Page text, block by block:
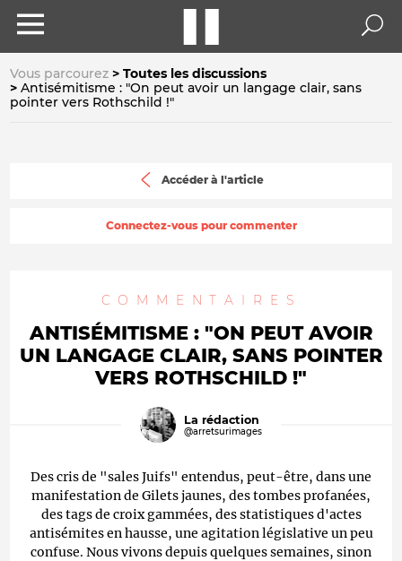
Vous parcourez
Toutes les discussions
Antisémitisme : "On peut avoir un langage clair, sans
pointer vers Rothschild !"
Accéder à l'article
Connectez-vous pour commenter
COMMENTAIRES
ANTISÉMITISME : "ON PEUT AVOIR
UN LANGAGE CLAIR, SANS POINTER
VERS ROTHSCHILD !"
La rédaction
@arretsurimages
Des cris de "sales Juifs" entendus, peut-être, dans une
manifestation de Gilets jaunes, des tombes profanées,
des tags de croix gammées, des statistiques d'actes
antisémites en hausse, une agitation législative un peu
confuse. Nous vivons depuis quelques semaines, sinon